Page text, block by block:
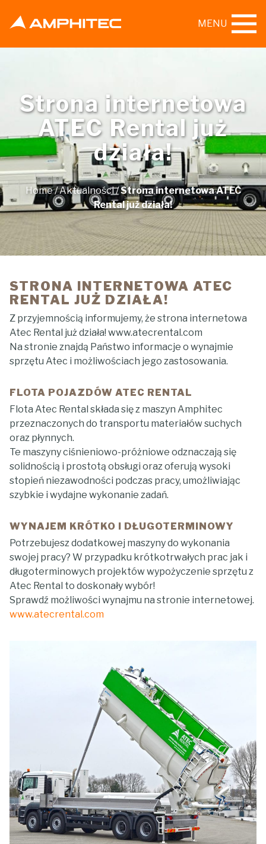
MENU
Strona internetowa
ATEC Rental już
działa!
Home/Aktualności/Strona internetowa ATEC
Rental już działa!
STRONA INTERNETOWA ATEC
RENTAL JUŻ DZIAŁA!
Z przyjemnością informujemy, że strona internetowa
Atec Rental już działa! www.atecrental.com
Na stronie znajdą Państwo informacje o wynajmie
sprzętu Atec i możliwościach jego zastosowania.
FLOTA POJAZDÓW ATEC RENTAL
Flota Atec Rental składa się z maszyn Amphitec
przeznaczonych do transportu materiałów suchych
oraz płynnych.
Te maszyny ciśnieniowo-próżniowe odznaczają się
solidnością i prostotą obsługi oraz oferują wysoki
stopień niezawodności podczas pracy, umożliwiając
szybkie i wydajne wykonanie zadań.
WYNAJEM KRÓTKO I DŁUGOTERMINOWY
Potrzebujesz dodatkowej maszyny do wykonania
swojej pracy? W przypadku krótkotrwałych prac jak i
długoterminowych projektów wypożyczenie sprzętu z
Atec Rental to doskonały wybór!
Sprawdź możliwości wynajmu na stronie internetowej.
www.atecrental.com